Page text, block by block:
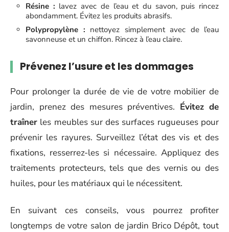
Résine : lavez avec de l’eau et du savon, puis rincez
abondamment. Évitez les produits abrasifs.
Polypropylène : nettoyez simplement avec de l’eau
savonneuse et un chiffon. Rincez à l’eau claire.
Prévenez l’usure et les dommages
Pour prolonger la durée de vie de votre mobilier de
jardin, prenez des mesures préventives. Évitez de
traîner les meubles sur des surfaces rugueuses pour
prévenir les rayures. Surveillez l’état des vis et des
fixations, resserrez-les si nécessaire. Appliquez des
traitements protecteurs, tels que des vernis ou des
huiles, pour les matériaux qui le nécessitent.
En suivant ces conseils, vous pourrez profiter
longtemps de votre salon de jardin Brico Dépôt, tout